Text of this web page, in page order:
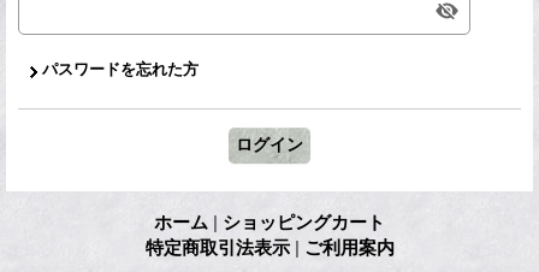
パスワードを忘れた方
ホーム | ショッピングカート
特定商取引法表示 | ご利用案内